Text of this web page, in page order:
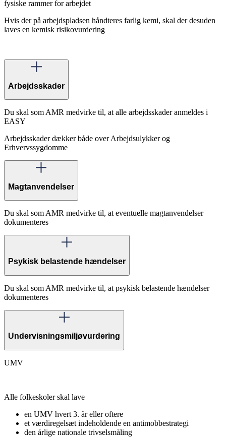
fysiske rammer for arbejdet
Hvis der på arbejdspladsen håndteres farlig kemi, skal der desuden
laves en kemisk risikovurdering
Arbejdsskader
Du skal som AMR medvirke til, at alle arbejdsskader anmeldes i
EASY
Arbejdsskader dækker både over Arbejdsulykker og
Erhvervssygdomme
Magtanvendelser
Du skal som AMR medvirke til, at eventuelle magtanvendelser
dokumenteres
Psykisk belastende hændelser
Du skal som AMR medvirke til, at psykisk belastende hændelser
dokumenteres
Undervisningsmiljøvurdering
UMV
Alle folkeskoler skal lave
en UMV hvert 3. år eller oftere
et værdiregelsæt indeholdende en antimobbestrategi
den årlige nationale trivselsmåling